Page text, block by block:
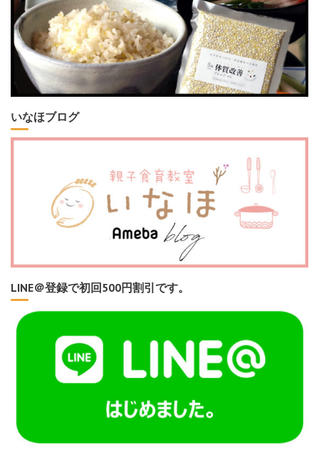
いなほブログ
LINE＠登録で初回500円割引です。